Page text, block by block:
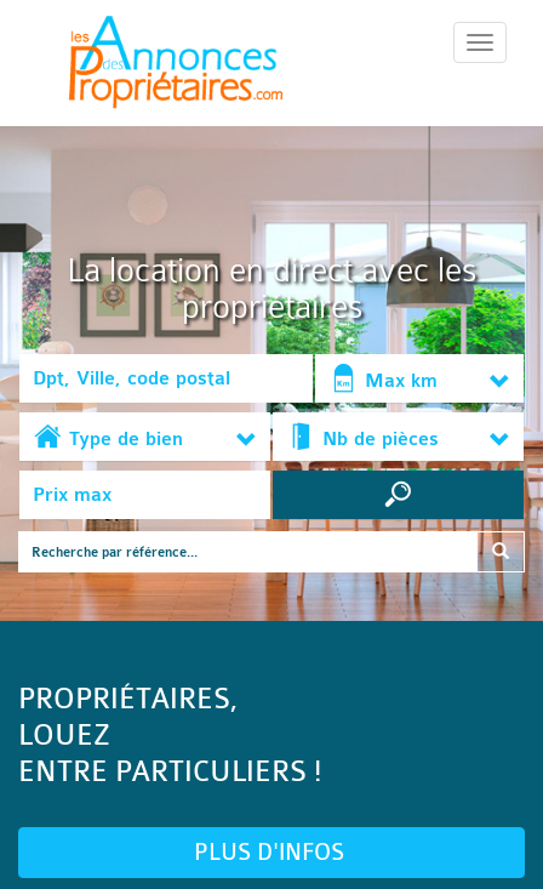
::Menu::
La location en direct avec les
propriétaires
Max km
Type de bien Nb de pièces
PROPRIÉTAIRES,
LOUEZ
ENTRE PARTICULIERS !
PLUS D'INFOS